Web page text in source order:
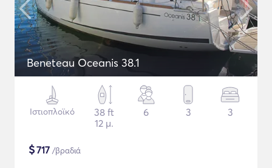
Beneteau Oceanis 38.1
Ιστιοπλοϊκό
38 ft
12 μ.
6 3 3
$717 /βραδιά